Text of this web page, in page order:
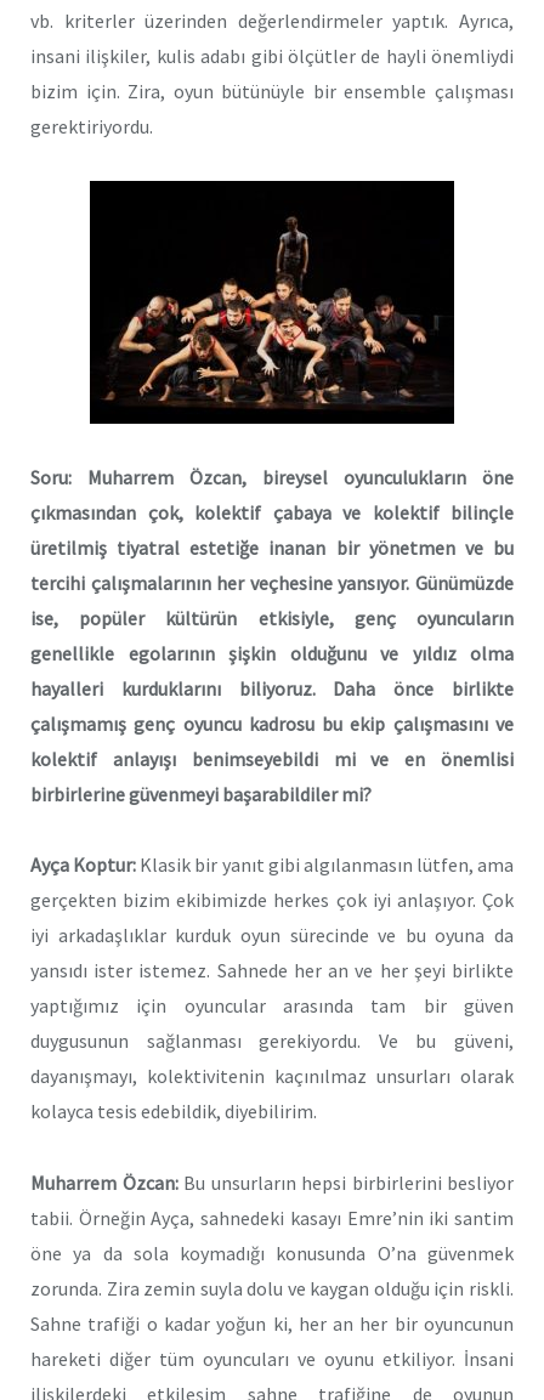
vb. kriterler üzerinden değerlendirmeler yaptık. Ayrıca,
insani ilişkiler, kulis adabı gibi ölçütler de hayli önemliydi
bizim için. Zira, oyun bütünüyle bir ensemble çalışması
gerektiriyordu.
Soru: Muharrem Özcan, bireysel oyunculukların öne
çıkmasından çok, kolektif çabaya ve kolektif bilinçle
üretilmiş tiyatral estetiğe inanan bir yönetmen ve bu
tercihi çalışmalarının her veçhesine yansıyor. Günümüzde
ise, popüler kültürün etkisiyle, genç oyuncuların
genellikle egolarının şişkin olduğunu ve yıldız olma
hayalleri kurduklarını biliyoruz. Daha önce birlikte
çalışmamış genç oyuncu kadrosu bu ekip çalışmasını ve
kolektif anlayışı benimseyebildi mi ve en önemlisi
birbirlerine güvenmeyi başarabildiler mi?
Ayça Koptur: Klasik bir yanıt gibi algılanmasın lütfen, ama
gerçekten bizim ekibimizde herkes çok iyi anlaşıyor. Çok
iyi arkadaşlıklar kurduk oyun sürecinde ve bu oyuna da
yansıdı ister istemez. Sahnede her an ve her şeyi birlikte
yaptığımız için oyuncular arasında tam bir güven
duygusunun sağlanması gerekiyordu. Ve bu güveni,
dayanışmayı, kolektivitenin kaçınılmaz unsurları olarak
kolayca tesis edebildik, diyebilirim.
Muharrem Özcan:Bu unsurların hepsi birbirlerini besliyor
tabii. Örneğin Ayça, sahnedeki kasayı Emre’nin iki santim
öne ya da sola koymadığı konusunda O’na güvenmek
zorunda. Zira zemin suyla dolu ve kaygan olduğu için riskli.
Sahne trafiği o kadar yoğun ki, her an her bir oyuncunun
hareketi diğer tüm oyuncuları ve oyunu etkiliyor. İnsani
ilişkilerdeki etkileşim sahne trafiğine de oyunun